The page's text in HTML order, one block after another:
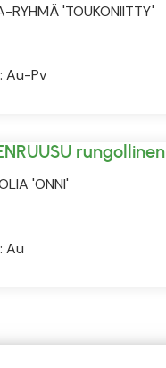
RYHMÄ 'TOUKONIITTY'
Au-Pv
rungollinen
'ONNI'
Au